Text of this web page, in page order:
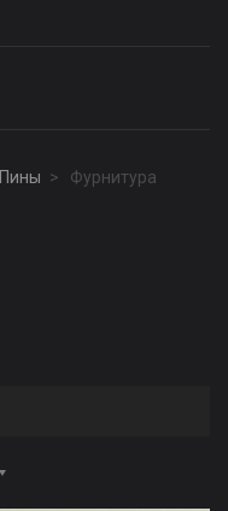
Пины Фурнитура